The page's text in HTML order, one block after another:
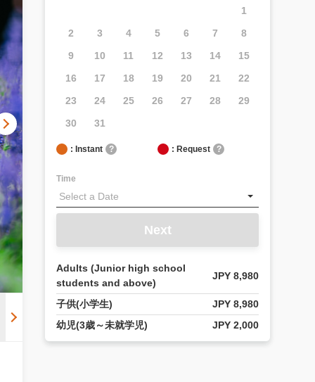
1
2
3 4 5 6 7
8
9
10 11 12 13 14
15
16
17 18 19 20 21
22
23
24 25 26 27 28
29
30
31
: Instant ? : Request ?
Time
Next
Adults (Junior high school
students and above)
JPY 8,980
子供(小学生)
JPY 8,980
幼児(3歳～未就学児)
JPY 2,000